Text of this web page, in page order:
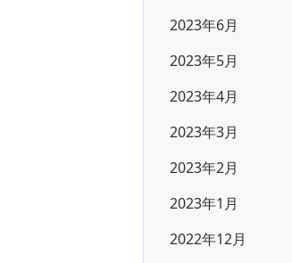
2023年6月
2023年5月
2023年4月
2023年3月
2023年2月
2023年1月
2022年12月